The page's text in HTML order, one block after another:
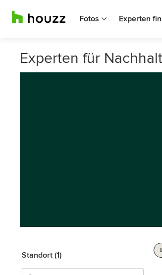
Fotos Experten
Experten für
Standort (1)